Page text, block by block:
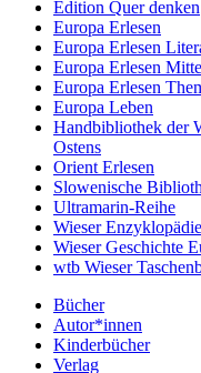
Edition Quer denken
Europa Erlesen
Europa Erlesen
Europa Erlesen
Europa Erlesen
Europa Leben
Handbibliothek der
Ostens
Orient Erlesen
Slowenische
Ultramarin-Reihe
Wieser
Wieser Geschichte
wtb Wieser
Bücher
Autor*innen
Kinderbücher
Verlag